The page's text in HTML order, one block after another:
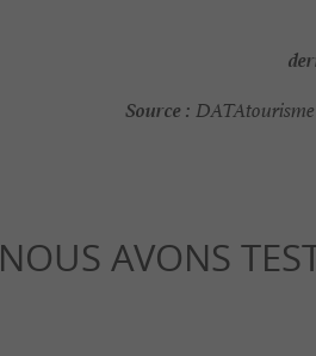
Source :
NOUS AVONS